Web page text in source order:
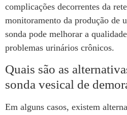
complicações decorrentes da
monitoramento da produção de
sonda pode melhorar a
problemas urinários crônicos.
Quais são as
sonda vesical de
Em alguns casos, existem